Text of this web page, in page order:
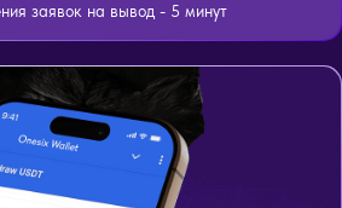
заявок на вывод - 5 минут